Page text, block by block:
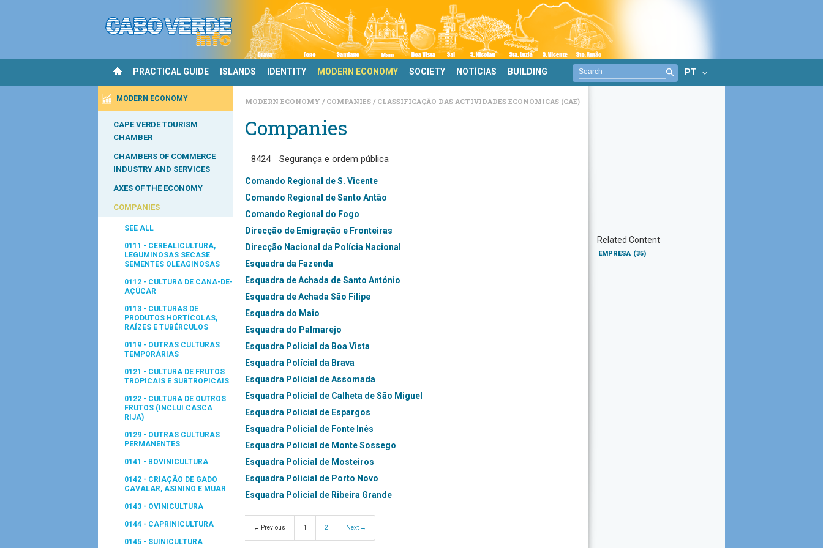
PRACTICAL GUIDE ISLANDS IDENTITY MODERN ECONOMY SOCIETY NOTÍCIAS BUILDING PT
MODERN ECONOMY
CAPE VERDE TOURISM
CHAMBER
CHAMBERS OF COMMERCE
INDUSTRY AND SERVICES
AXES OF THE ECONOMY
COMPANIES
SEE ALL
0111 - CEREALICULTURA,
LEGUMINOSAS SECASE
SEMENTES OLEAGINOSAS
0112 - CULTURA DE CANA-DE-
AÇÚCAR
0113 - CULTURAS DE
PRODUTOS HORTÍCOLAS,
RAÍZES E TUBÉRCULOS
0119 - OUTRAS CULTURAS
TEMPORÁRIAS
0121 - CULTURA DE FRUTOS
TROPICAIS E SUBTROPICAIS
0122 - CULTURA DE OUTROS
FRUTOS (INCLUI CASCA
RIJA)
0129 - OUTRAS CULTURAS
PERMANENTES
0141 - BOVINICULTURA
0142 - CRIAÇÃO DE GADO
CAVALAR, ASININO E MUAR
0143 - OVINICULTURA
0144 - CAPRINICULTURA
0145 - SUINICULTURA
MODERN ECONOMY COMPANIES CLASSIFICAÇÃO DAS ACTIVIDADES ECONÓMICAS (CAE)
Companies
8424 Segurança e ordem pública
Comando Regional de S. Vicente
Comando Regional de Santo Antão
Comando Regional do Fogo
Direcção de Emigração e Fronteiras
Direcção Nacional da Polícia Nacional
Esquadra da Fazenda
Esquadra de Achada de Santo António
Esquadra de Achada São Filipe
Esquadra do Maio
Esquadra do Palmarejo
Esquadra Policial da Boa Vista
Esquadra Polícial da Brava
Esquadra Policial de Assomada
Esquadra Policial de Calheta de São Miguel
Esquadra Policial de Espargos
Esquadra Policial de Fonte Inês
Esquadra Policial de Monte Sossego
Esquadra Policial de Mosteiros
Esquadra Policial de Porto Novo
Esquadra Policial de Ribeira Grande
← Previous 1 2 Next →
Related Content
EMPRESA (35)